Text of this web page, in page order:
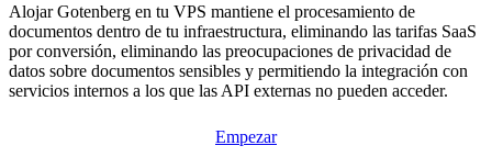
Alojar Gotenberg en tu VPS mantiene el procesamiento de
documentos dentro de tu infraestructura, eliminando las tarifas SaaS
por conversión, eliminando las preocupaciones de privacidad de
datos sobre documentos sensibles y permitiendo la integración con
servicios internos a los que las API externas no pueden acceder.
Empezar